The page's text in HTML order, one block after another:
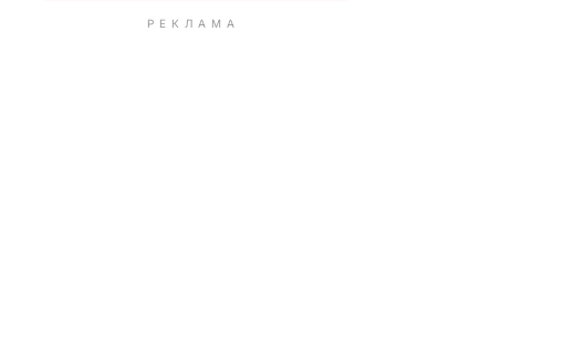
РЕКЛАМА